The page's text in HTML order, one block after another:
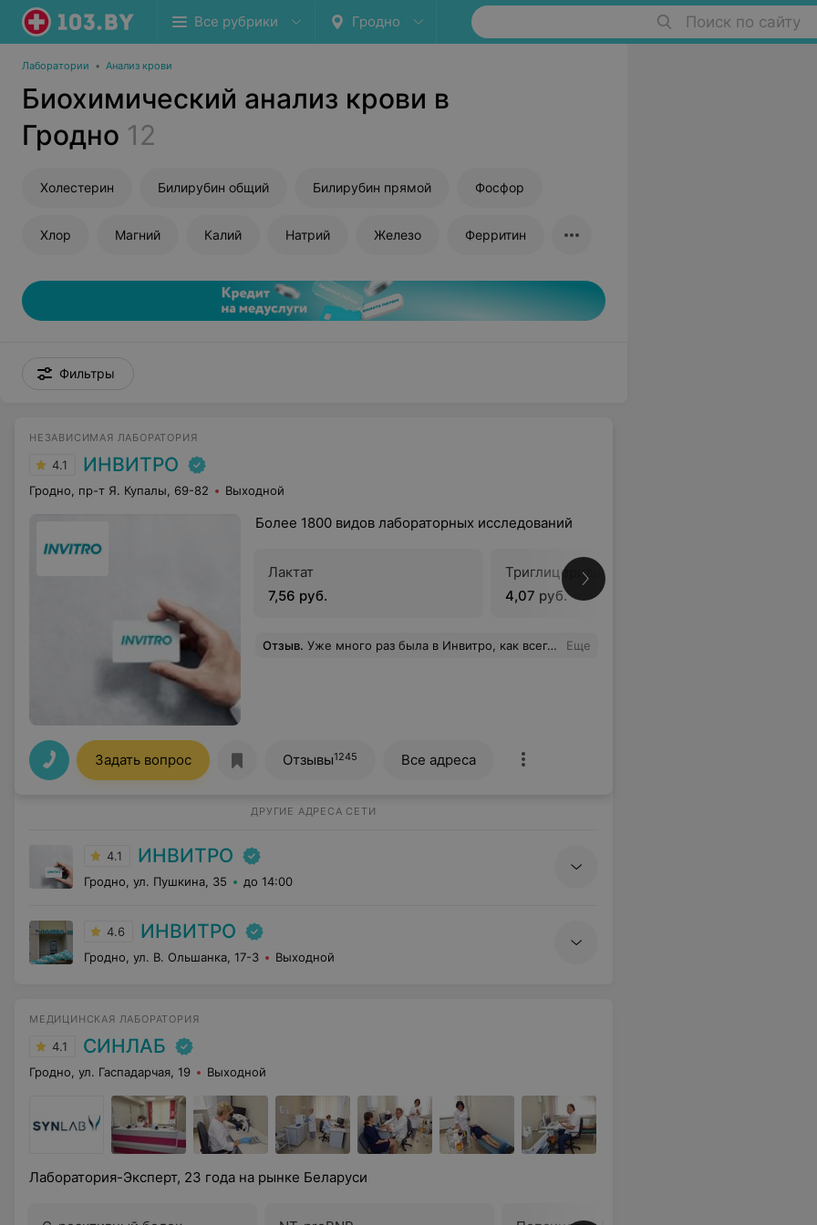
Все рубрики Гродно Поиск по сайту
Лаборатории • Анализ крови
Биохимический анализ крови в
Гродно 12
Холестерин Билирубин общий Билирубин прямой Фосфор
Хлор Магний Калий Натрий Железо Ферритин
Фильтры
НЕЗАВИСИМАЯ ЛАБОРАТОРИЯ
4.1 ИНВИТРО
Гродно, пр-т Я. Купалы, 69-82 Выходной
Более 1800 видов лабораторных исследований
Лактат
7,56 руб.
Триглицериды
4,07 руб.
Отзыв. Уже много раз была в Инвитро, как всегда попадаю на медсестру Людмилу, очень приятная женщина, всегда быстро и безболезненно берет кровь. Администраторы тоже приятные, всегда быстро оформляют, так как прихожу в основном перед работой. Вчера приходила сдать биохимию, а мне девушка предложила сдать его со скидкой, у них как раз акция действовала, очень приятно. Еще
Задать вопрос Отзывы1245 Все адреса
ДРУГИЕ АДРЕСА СЕТИ
4.1 ИНВИТРО
Гродно, ул. Пушкина, 35 до 14:00
4.6 ИНВИТРО
Гродно, ул. В. Ольшанка, 17-3 Выходной
МЕДИЦИНСКАЯ ЛАБОРАТОРИЯ
4.1 СИНЛАБ
Гродно, ул. Гаспадарчая, 19 Выходной
Лаборатория-Эксперт, 23 года на рынке Беларуси